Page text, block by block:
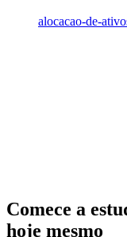
alocacao-de-
Comece a
hoje mesmo